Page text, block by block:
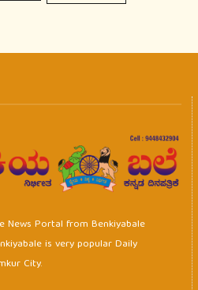
News Portal from Benkiyabale
is very popular Daily
City.